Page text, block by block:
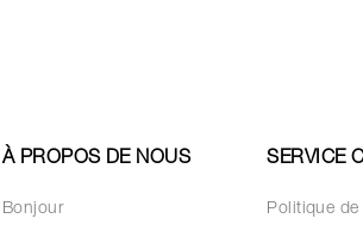
À PROPOS DE NOUS
Bonjour
SERVICE
Politique